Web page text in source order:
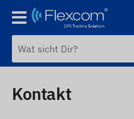
Kontakt